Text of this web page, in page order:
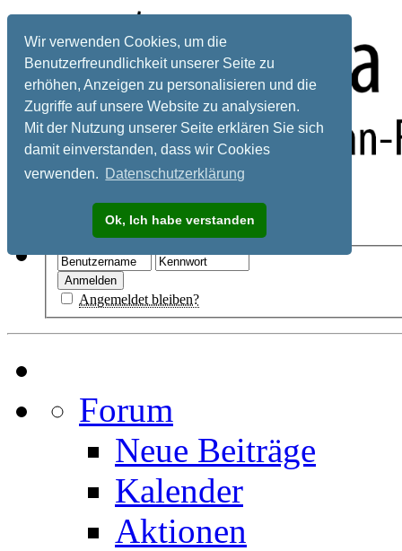
Wir verwenden Cookies, um die
Benutzerfreundlichkeit unserer Seite zu
erhöhen, Anzeigen zu personalisieren und die
Zugriffe auf unsere Website zu analysieren.
Mit der Nutzung unserer Seite erklären Sie sich
damit einverstanden, dass wir Cookies
verwenden. Datenschutzerklärung
Ok, Ich habe verstanden
Registrieren
Angemeldet bleiben?
Forum
Neue Beiträge
Kalender
Aktionen